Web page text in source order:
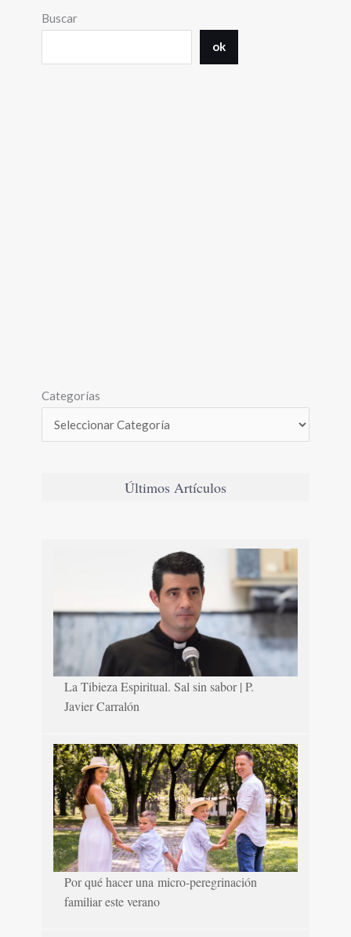
Buscar
ok
Categorías
Últimos Artículos
La Tibieza Espiritual. Sal sin sabor | P.
Javier Carralón
Por qué hacer una micro-peregrinación
familiar este verano